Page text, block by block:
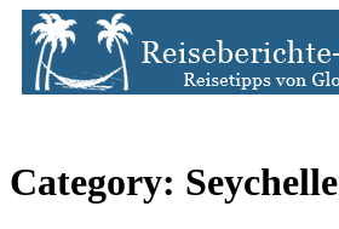
Category: